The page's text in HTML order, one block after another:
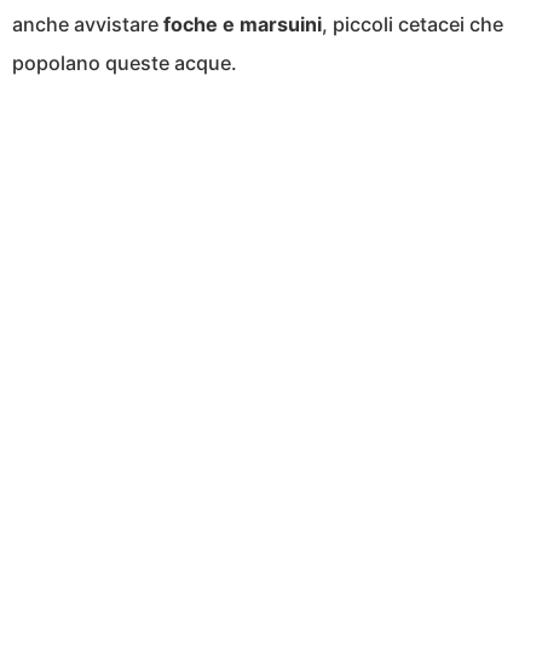
anche avvistare foche e marsuini, piccoli cetacei che
popolano queste acque.